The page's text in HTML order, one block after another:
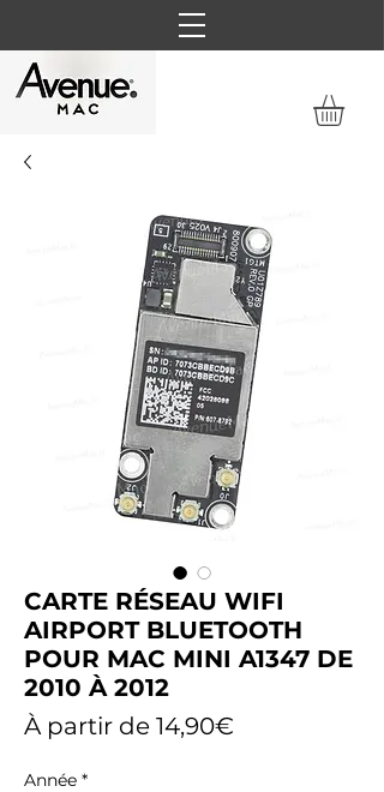
CARTE RÉSEAU WIFI
AIRPORT BLUETOOTH
POUR MAC MINI A1347 DE
2010 À 2012
À partir de 14,90€
Année *